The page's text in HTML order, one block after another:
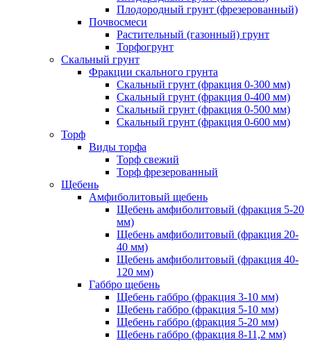
Плодородный грунт (фрезерованный)
Почвосмеси
Растительный (газонный) грунт
Торфогрунт
Скальный грунт
Фракции скального грунта
Скальный грунт (фракция 0-300 мм)
Скальный грунт (фракция 0-400 мм)
Скальный грунт (фракция 0-500 мм)
Скальный грунт (фракция 0-600 мм)
Торф
Виды торфа
Торф свежий
Торф фрезерованный
Щебень
Амфиболитовый щебень
Щебень амфиболитовый (фракция 5-20
мм)
Щебень амфиболитовый (фракция 20-
40 мм)
Щебень амфиболитовый (фракция 40-
120 мм)
Габбро щебень
Щебень габбро (фракция 3-10 мм)
Щебень габбро (фракция 5-10 мм)
Щебень габбро (фракция 5-20 мм)
Щебень габбро (фракция 8-11,2 мм)